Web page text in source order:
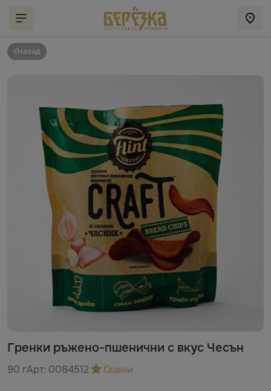
Назад
Гренки ръжено-пшенични с вкус Чесън
90 гАрт: 0084512 Оцени